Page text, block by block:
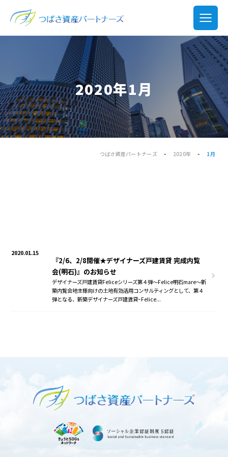
2020年1月
つばさ資産パートナーズ- 2020年 - 1月
2020.01.15
『2/6、2/8開催★デザイナーズ戸建賃貸 完成内覧
会(明石)』のお知らせ
デザイナーズ戸建賃貸Feliceシリーズ第４弾～Felice明石mare～新
築内覧会地主様向けの土地有効活用コンサルティングとして、第４
弾となる、新築デザイナーズ戸建賃貸~Felice...